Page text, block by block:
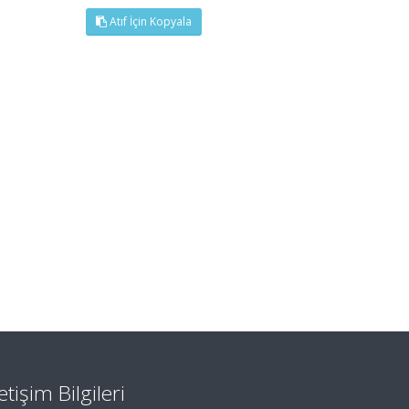
Atıf İçin Kopyala
Bilgileri